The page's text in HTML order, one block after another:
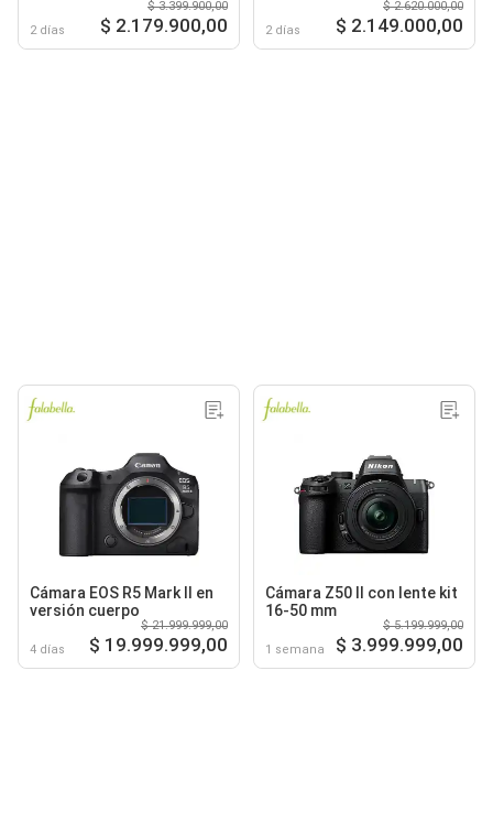
2 días
$ 3.399.900,00
$ 2.179.900,00
55+64gb+bolso+kit+tripode
2 días
$ 2.620.000,00
$ 2.149.000,00
Cámara EOS R5 Mark II en
versión cuerpo
4 días
$ 21.999.999,00
$ 19.999.999,00
Cámara Z50 II con lente kit
16-50 mm
1 semana
$ 5.199.999,00
$ 3.999.999,00